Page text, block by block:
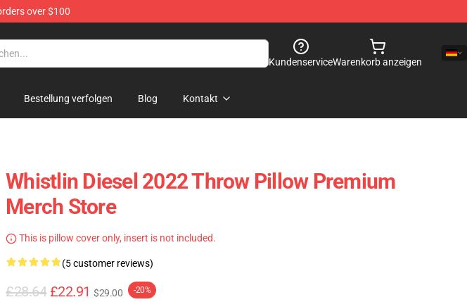
over $100
KundenserviceWarenkorb anzeigen
Bestellung verfolgen Blog Kontakt
Whistlin Diesel 2022 Throw Pillow Premium
Merch Store
This is pillow cover only, insert is not included.
(5 customer reviews)
£28.64 £22.91 $29.00 -20%